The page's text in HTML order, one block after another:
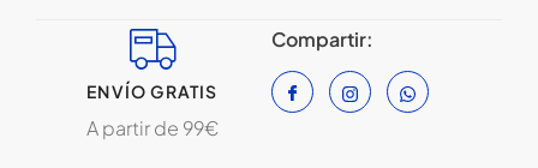
ENVÍO GRATIS
A partir de 99€
Compartir: